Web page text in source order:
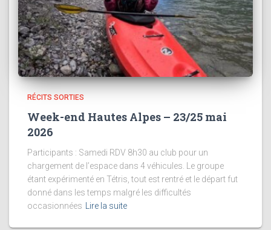
RÉCITS SORTIES
Week-end Hautes Alpes – 23/25 mai
2026
Participants : Samedi RDV 8h30 au club pour un
chargement de l’espace dans 4 véhicules. Le groupe
étant expérimenté en Tétris, tout est rentré et le départ fut
donné dans les temps malgré les difficultés
occasionnées
Lire la suite